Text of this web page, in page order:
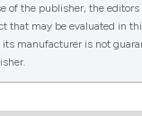
0
of the publisher, the editors
that may be evaluated in
manufacturer is not